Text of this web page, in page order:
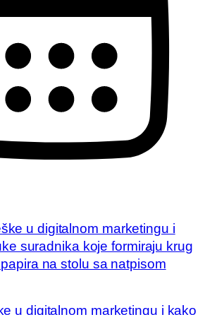
u digitalnom marketingu i kako